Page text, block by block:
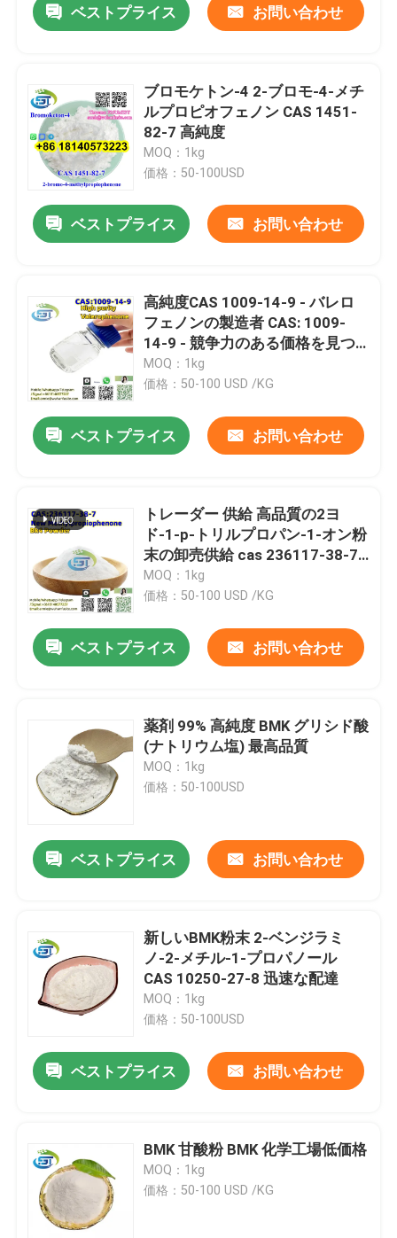
プロダクト
私達について
ベストプライス お問い合わせ
ブロモケトン-4 2-ブロモ-4-メチ
ルプロピオフェノン CAS 1451-
82-7 高純度
MOQ：1kg
価格：50-100USD
ベストプライス お問い合わせ
高純度CAS 1009-14-9 - バレロ
フェノンの製造者 CAS: 1009-
14-9 - 競争力のある価格を見つ
ける
MOQ：1kg
価格：50-100 USD /KG
ベストプライス お問い合わせ
トレーダー 供給 高品質の2ヨ
ド-1-p-トリルプロパン-1-オン粉
末の卸売供給 cas 236117-38-7
低価格
MOQ：1kg
価格：50-100 USD /KG
ベストプライス お問い合わせ
薬剤 99% 高純度 BMK グリシド酸
(ナトリウム塩) 最高品質
MOQ：1kg
価格：50-100USD
ベストプライス お問い合わせ
新しいBMK粉末 2-ベンジラミ
ノ-2-メチル-1-プロパノール
CAS 10250-27-8 迅速な配達
MOQ：1kg
価格：50-100USD
ベストプライス お問い合わせ
BMK 甘酸粉 BMK 化学工場低価格
MOQ：1kg
価格：50-100 USD /KG